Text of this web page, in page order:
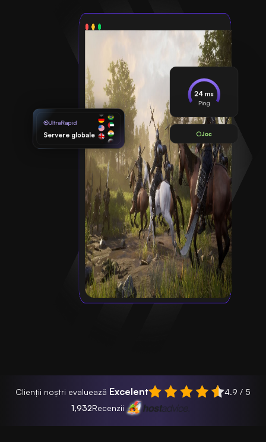
UltraRapid
Servere globale
24 ms
Ping
Joc
Clienții noștri evaluează Excelent
4.9 / 5
1,932Recenzii